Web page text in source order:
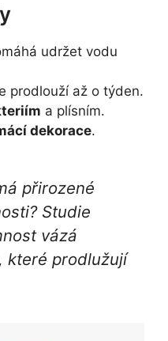
udržet vodu
prodlouží až o týden.
a plísním.
dekorace.
přirozené
Studie
vázá
které prodlužují